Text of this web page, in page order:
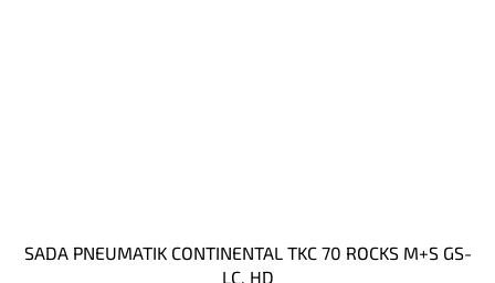
SADA PNEUMATIK CONTINENTAL TKC 70 ROCKS M+S GS-
LC, HD